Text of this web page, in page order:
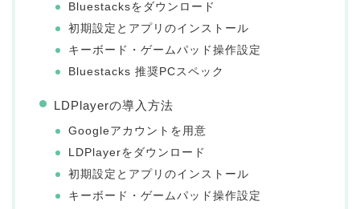
Bluestacksをダウンロード
初期設定とアプリのインストール
キーボード・ゲームパッド操作設定
Bluestacks 推奨PCスペック
LDPlayerの導入方法
Googleアカウントを用意
LDPlayerをダウンロード
初期設定とアプリのインストール
キーボード・ゲームパッド操作設定